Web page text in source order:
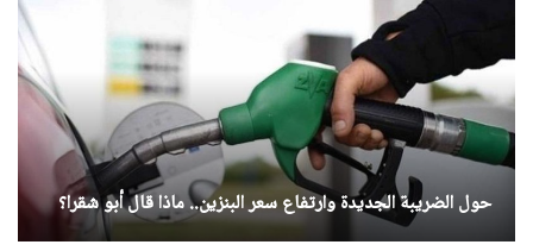
حول الضريبة الجديدة وارتفاع سعر البنزين.. ماذا قال أبو شقرا؟